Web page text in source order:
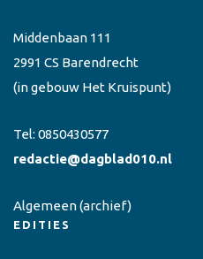
Middenbaan 111
2991 CS Barendrecht
(in gebouw Het Kruispunt)
Tel: 0850430577
redactie@dagblad010.nl
Algemeen(archief)
EDITIES